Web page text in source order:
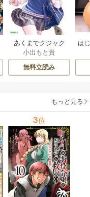
あくまでクジャク
の話です。 8巻
小出もと貴
無料立読み
は
もっと見る
3位